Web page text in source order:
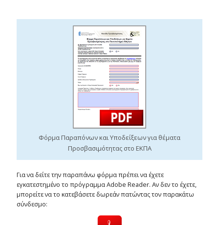
Φόρμα Παραπόνων και Υποδείξεων για θέματα
Προσβασιμότητας στο ΕΚΠΑ
Για να δείτε την παραπάνω φόρμα πρέπει να έχετε
εγκατεστημένο το πρόγραμμα Adobe Reader. Αν δεν το έχετε,
μπορείτε να το κατεβάσετε δωρεάν πατώντας τον παρακάτω
σύνδεσμο: